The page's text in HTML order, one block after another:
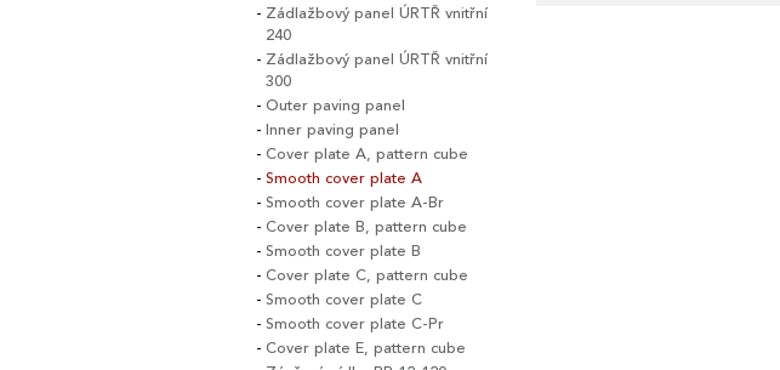
Zádlažbový panel ÚRTŘ vnitřní
240
Zádlažbový panel ÚRTŘ vnitřní
300
Outer paving panel
Inner paving panel
Cover plate A, pattern cube
Smooth cover plate A
Smooth cover plate A-Br
Cover plate B, pattern cube
Smooth cover plate B
Cover plate C, pattern cube
Smooth cover plate C
Smooth cover plate C-Pr
Cover plate E, pattern cube